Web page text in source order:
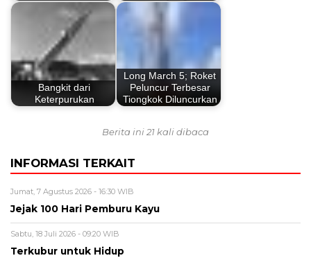
Bangkit dari
Keterpurukan
Long March 5; Roket
Peluncur Terbesar
Tiongkok Diluncurkan
Berita ini 21 kali dibaca
INFORMASI TERKAIT
Jumat, 7 Agustus 2026 - 16:30 WIB
Jejak 100 Hari Pemburu Kayu
Sabtu, 18 Juli 2026 - 09:20 WIB
Terkubur untuk Hidup